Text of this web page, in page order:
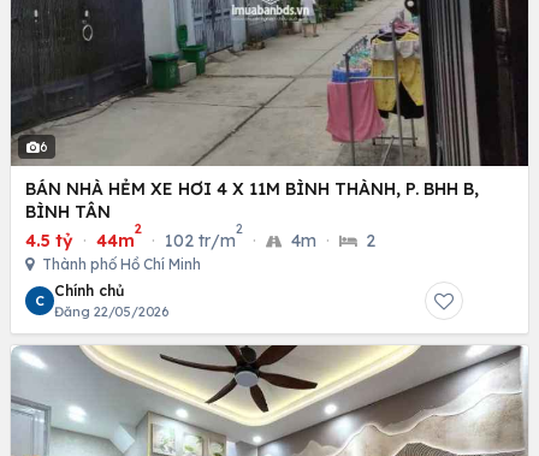
6
BÁN NHÀ HẺM XE HƠI 4 X 11M BÌNH THÀNH, P. BHH B,
BÌNH TÂN
4.5 tỷ · 44m
2
· 102 tr/m
2
· 4m · 2
Thành phố Hồ Chí Minh
C
Chính chủ
Đăng 22/05/2026